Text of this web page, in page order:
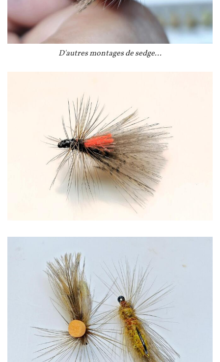
D'autres montages de sedge...